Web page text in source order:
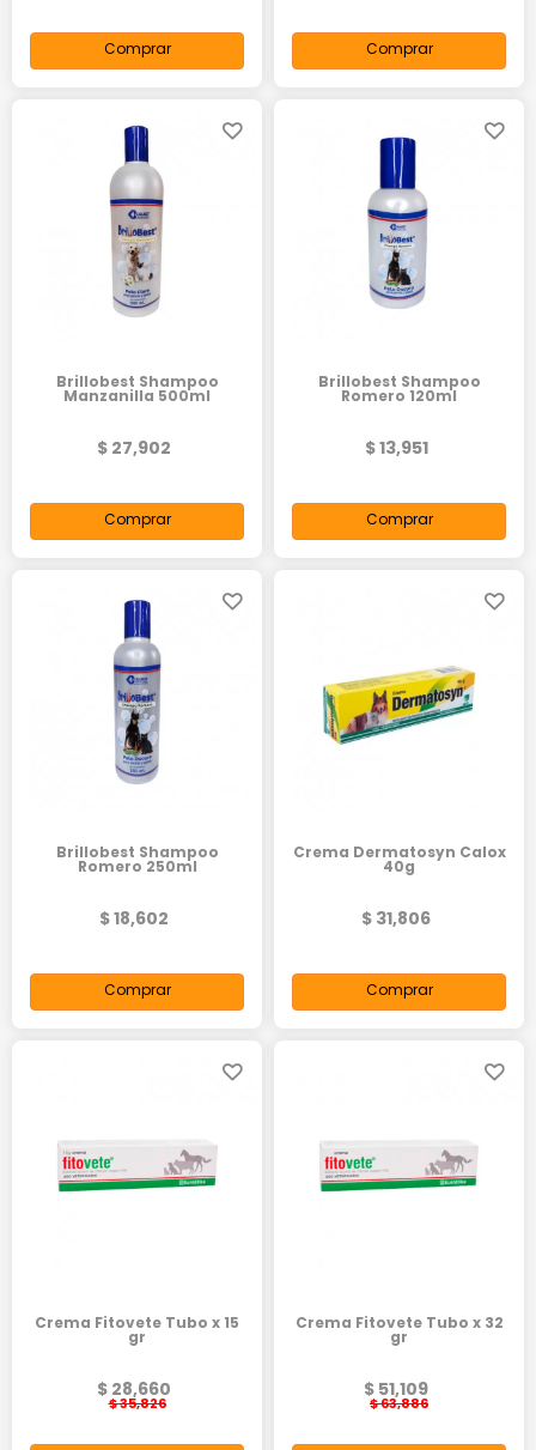
Comprar Comprar
Brillobest Shampoo
Manzanilla 500ml
$ 27,902
Comprar
Brillobest Shampoo
Romero 120ml
$ 13,951
Comprar
Brillobest Shampoo
Romero 250ml
$ 18,602
Comprar
Crema Dermatosyn Calox
40g
$ 31,806
Comprar
Crema Fitovete Tubo x 15
gr
$ 28,660
$ 35,826
Crema Fitovete Tubo x 32
gr
$ 51,109
$ 63,886